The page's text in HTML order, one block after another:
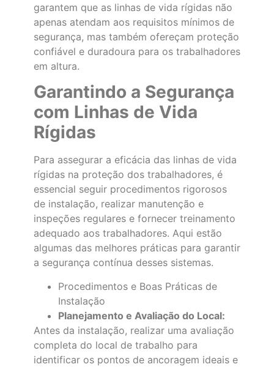
garantem que as linhas de vida rígidas não
apenas atendam aos requisitos mínimos de
segurança, mas também ofereçam proteção
confiável e duradoura para os trabalhadores
em altura.
Garantindo a Segurança
com Linhas de Vida
Rígidas
Para assegurar a eficácia das linhas de vida
rígidas na proteção dos trabalhadores, é
essencial seguir procedimentos rigorosos
de instalação, realizar manutenção e
inspeções regulares e fornecer treinamento
adequado aos trabalhadores. Aqui estão
algumas das melhores práticas para garantir
a segurança contínua desses sistemas.
Procedimentos e Boas Práticas de
Instalação
Planejamento e Avaliação do Local:
Antes da instalação, realizar uma avaliação
completa do local de trabalho para
identificar os pontos de ancoragem ideais e